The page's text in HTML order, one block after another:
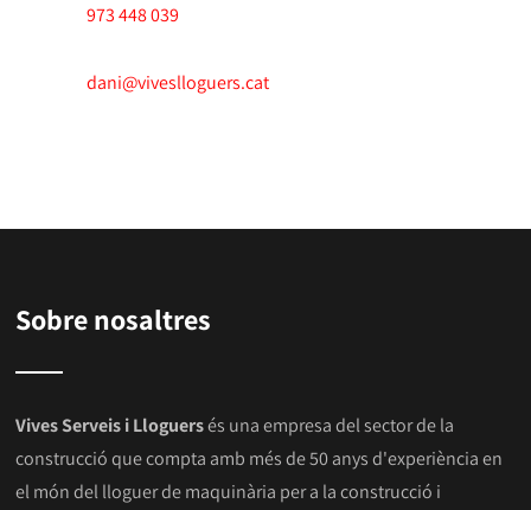
973 448 039
dani@viveslloguers.cat
Sobre nosaltres
Vives Serveis i Lloguersés una empresa del sector de la
construcció que compta amb més de 50 anys d'experiència en
el món del lloguer de maquinària per a la construcció i